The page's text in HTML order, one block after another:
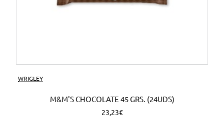
WRIGLEY
M&M'S CHOCOLATE 45 GRS. (24UDS)
23,23€